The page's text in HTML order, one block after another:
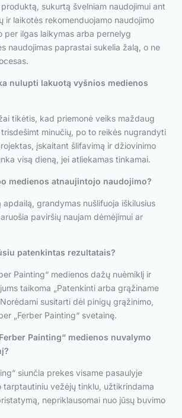
sukurtą švelniam naudojimui ant
ir laikotės rekomenduojamo naudojimo
per ilgas laikymas arba pernelyg
naudojimas paprastai sukelia žalą, o ne
nulupti lakuotą vyšnios medienos
tikėtis, kad priemonė veiks maždaug
minučių, po to reikės nugrandyti
įskaitant šlifavimą ir džiovinimo
visą dieną, jei atliekamas tinkamai.
medienos atnaujintojo naudojimo?
apdailą, grandymas nušlifuoja iškilusius
paviršių naujam dėmėjimui ar
patenkintas rezultatais?
Painting“ medienos dažų nuėmiklį ir
taikoma „Patenkinti arba grąžiname
susitarti dėl pinigų grąžinimo,
„Ferber Painting“ svetainę.
Painting“ medienos nuvalymo
siunčia prekes visame pasaulyje
tarptautiniu vežėjų tinklu, užtikrindama
nepriklausomai nuo jūsų buvimo